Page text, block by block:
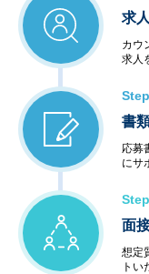
求
カウ
求人
書
応募
にサ
面
想定
トい